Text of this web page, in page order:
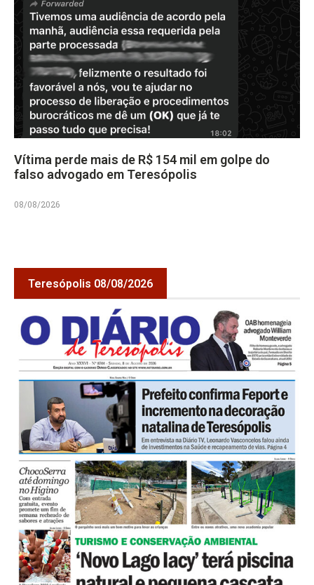
Vítima perde mais de R$ 154 mil em golpe do
falso advogado em Teresópolis
08/08/2026
Teresópolis 08/08/2026